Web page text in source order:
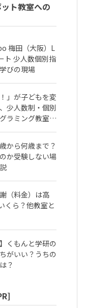
ト教室への
梅田（大阪）L
ト 少人数個別指
びの現場
」が子どもを変
、少人数制・個別
ラミング教室
から何歳まで？
か受験しない場
（料金）は高
くら？他教室と
くもんと学研の
がいい？うちの
？